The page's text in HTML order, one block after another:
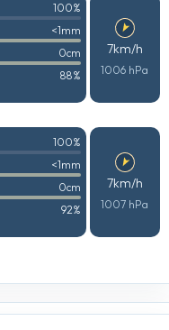
100%
<1mm
0cm
88%
7km/h
1006 hPa
100%
<1mm
0cm
92%
7km/h
1007 hPa